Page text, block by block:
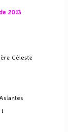
2013 :
Céleste